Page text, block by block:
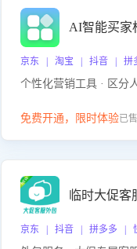
AI智能买家
京东 | 淘宝 | 抖音 | 拼
个性化营销工具 · 区分
免费开通，限时体验已
临时大促客
京东 | 抖音 | 拼多多 |